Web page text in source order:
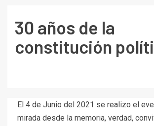
30 años de la
constitución
El 4 de Junio del 2021 se realizo el
mirada desde la memoria, verdad,